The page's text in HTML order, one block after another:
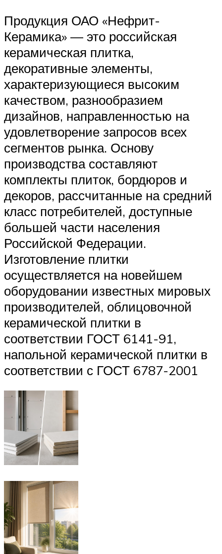
Продукция ОАО «Нефрит-
Керамика» — это российская
керамическая плитка,
декоративные элементы,
характеризующиеся высоким
качеством, разнообразием
дизайнов, направленностью на
удовлетворение запросов всех
сегментов рынка. Основу
производства составляют
комплекты плиток, бордюров и
декоров, рассчитанные на средний
класс потребителей, доступные
большей части населения
Российской Федерации.
Изготовление плитки
осуществляется на новейшем
оборудовании известных мировых
производителей, облицовочной
керамической плитки в
соответствии ГОСТ 6141-91,
напольной керамической плитки в
соответствии с ГОСТ 6787-2001